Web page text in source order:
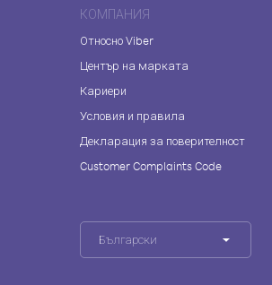
КОМПАНИЯ
Относно Viber
Център на марката
Кариери
Условия и правила
Декларация за поверителност
Customer Complaints Code
Български